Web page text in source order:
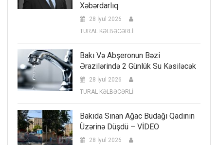
Xəbərdarlıq
28 İyul 2026
TURAL KƏLBƏCƏRLİ
Bakı Və Abşeronun Bəzi
Ərazilərində 2 Günlük Su Kəsiləcək
28 İyul 2026
TURAL KƏLBƏCƏRLİ
Bakıda Sınan Ağac Budağı Qadının
Üzərinə Düşdü – VİDEO
28 İyul 2026